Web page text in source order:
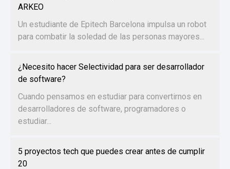
ARKEO
Un estudiante de Epitech Barcelona impulsa un robot
para combatir la soledad de las personas mayores...
¿Necesito hacer Selectividad para ser desarrollador
de software?
Cuando pensamos en estudiar para convertirnos en
desarrolladores de software, programadores o
estudiar...
5 proyectos tech que puedes crear antes de cumplir
20